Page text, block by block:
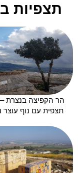
תצפיות
הר הקפיצה בנצרת –
תצפית עם נוף עוצר